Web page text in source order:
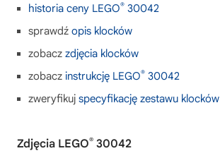
historia ceny LEGO® 30042
sprawdź opis klocków
zobacz zdjęcia klocków
zobacz instrukcję LEGO® 30042
zweryfikuj specyfikację zestawu klocków
Zdjęcia LEGO® 30042